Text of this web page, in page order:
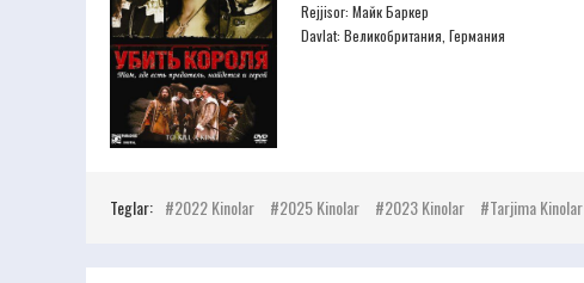
Rejjisor: Майк Баркер
Davlat: Великобритания, Германия
Teglar: 2022 Kinolar 2025 Kinolar 2023 Kinolar Tarjima Kinolar